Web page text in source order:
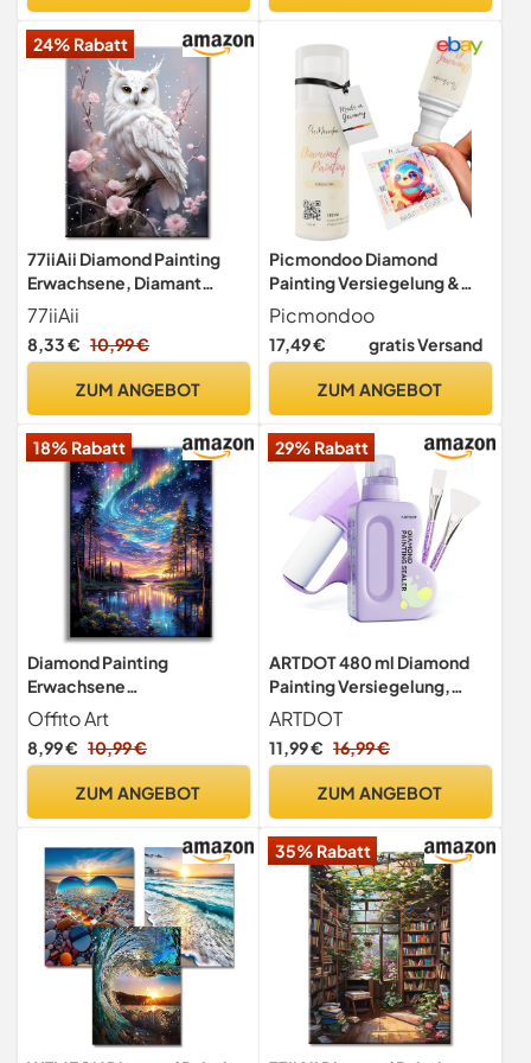
24% Rabatt
77iiAii Diamond Painting
Erwachsene, Diamant
Painting Bilder, 5d
Diamond-Painting Basteln
set für Geschenke und
(30x40cm)
77iiAii
8,33 € 10,99 €
ZUM ANGEBOT
Picmondoo Diamond
Painting Versiegelung &
Puzzlekleber - transparent
100ml
Picmondoo
17,49 € gratis Versand
ZUM ANGEBOT
18% Rabatt
Diamond Painting
Erwachsene
Sternenhimmel, Landscape
5D Diamond Painting Bilder,
Landschaft Diamant
Diamantmalerei-set für
und als Wanddeko 30x40
cm
Offito Art
8,99 € 10,99 €
ZUM ANGEBOT
29% Rabatt
ARTDOT 480 ml Diamond
Painting Versiegelung,
Großes Fassungsvermögen
Kleber als Diamond Painting
Erwachsene Zubehör und
ARTDOT
11,99 € 16,99 €
ZUM ANGEBOT
35% Rabatt